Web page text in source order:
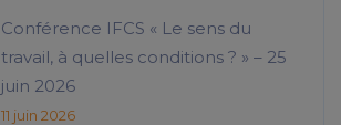
Conférence IFCS « Le sens du
travail, à quelles conditions ? » – 25
juin 2026
11 juin 2026